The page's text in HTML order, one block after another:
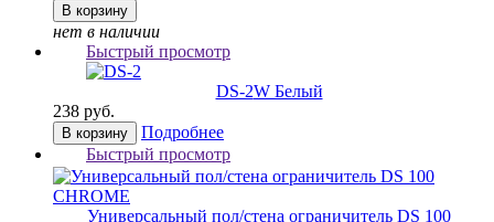
В корзину
нет в наличии
Быстрый просмотр
DS-2W Белый
238 руб.
В корзину
Подробнее
Быстрый просмотр
Универсальный пол/стена ограничитель DS 100